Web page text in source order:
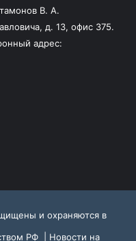
В. А.
д. 13, офис 375.
адрес:
и охраняются в
РФ | Новости на